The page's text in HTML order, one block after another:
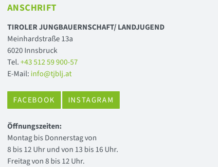
ANSCHRIFT
TIROLER JUNGBAUERNSCHAFT/ LANDJUGEND
Meinhardstraße 13a
6020 Innsbruck
Tel.+43 512 59 900-57
E-Mail: info@tjblj.at
FACEBOOK INSTAGRAM
Öffnungszeiten:
Montag bis Donnerstag von
8 bis 12 Uhr und von 13 bis 16 Uhr.
Freitag von 8 bis 12 Uhr.